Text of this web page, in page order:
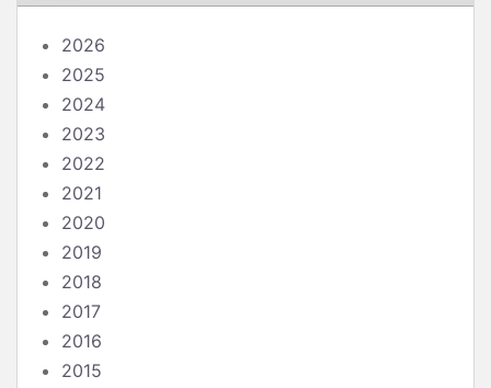
2026
2025
2024
2023
2022
2021
2020
2019
2018
2017
2016
2015